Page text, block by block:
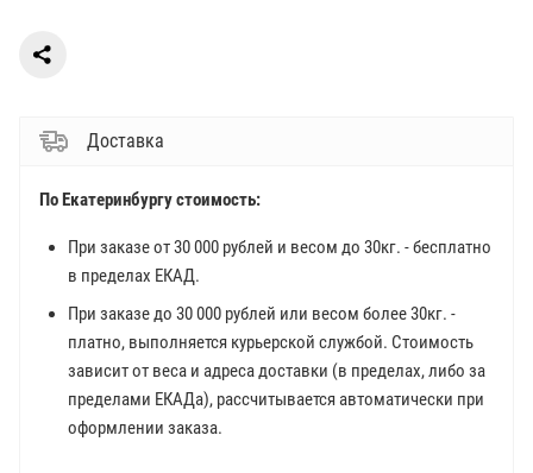
Доставка
По Екатеринбургу стоимость:
При заказе от 30 000 рублей и весом до 30кг. - бесплатно
в пределах ЕКАД.
При заказе до 30 000 рублей или весом более 30кг. -
платно, выполняется курьерской службой. Стоимость
зависит от веса и адреса доставки (в пределах, либо за
пределами ЕКАДа), рассчитывается автоматически при
оформлении заказа.